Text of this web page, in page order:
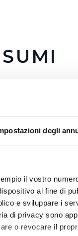
degli
il vostro
al fine di
e sviluppare i
di privacy sono
o revocare il
al risparmio
in due fasi. La
di misura
i consumi" in
idrico nel
farne risaltare
a partire da
in